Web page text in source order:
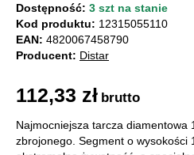
Dostępność: 3 szt na stanie
Kod produktu: 12315055110
EAN: 4820067458790
Producent: Distar
112,33 zł brutto
Najmocniejsza tarcza diamentowa
zbrojonego. Segment o wysokości